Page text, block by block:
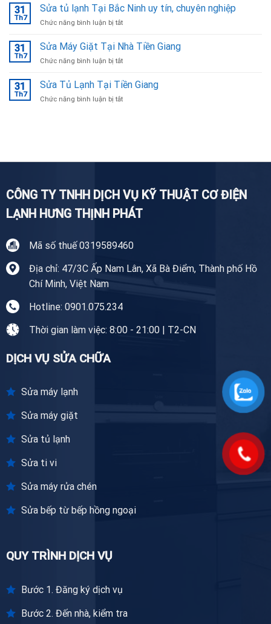
Ninh
Bếp
Tại
Ninh
31
Th7
Sửa tủ lạnh Tại Bắc Ninh uy tín, chuyên nghiệp
Chức năng bình luận bị tắtở
tủ
Tại
Ninh
31
Th7
Sửa Máy Giặt Tại Nhà Tiền Giang
Chức năng bình luận bị tắtở
Máy
Tại
31
Th7
Sửa Tủ Lạnh Tại Tiền Giang
Chức năng bình luận bị tắtở
Giang
CÔNG TY TNHH DỊCH VỤ KỸ THUẬT CƠ ĐIỆN
LẠNH HƯNG THỊNH PHÁT
Mã số thuế 0319589460
Địa chỉ: 47/3C Ấp Nam Lân, Xã Bà Điểm, Thành phố Hồ
Chí Minh, Việt Nam
Hotline: 0901.075.234
Thời gian làm việc: 8:00 - 21:00 | T2-CN
DỊCH VỤ SỬA CHỮA
Sửa máy lạnh
Sửa máy giặt
Sửa tủ lạnh
Sửa ti vi
Sửa máy rửa chén
Sửa bếp từ bếp hồng ngoại
QUY TRÌNH DỊCH VỤ
Bước 1. Đăng ký dịch vụ
Bước 2. Đến nhà, kiểm tra